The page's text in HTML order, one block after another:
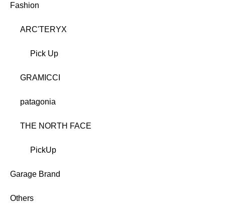
Fashion
ARC'TERYX
Pick Up
GRAMICCI
patagonia
THE NORTH FACE
PickUp
Garage Brand
Others